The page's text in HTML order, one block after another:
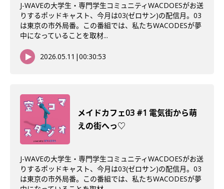
J-WAVEの大学生・専門学生コミュニティWACDOESがお送
りするポッドキャスト、今月は03(ゼロサン)の配信月。03
は東京の市外局番。この番組では、私たちWACODESが夢
中になっていることを取材...
2026.05.11 |00:30:53
メイドカフェ03 #1 電気街から萌
えの街へっ♡
J-WAVEの大学生・専門学生コミュニティWACDOESがお送
りするポッドキャスト、今月は03(ゼロサン)の配信月。03
は東京の市外局番。この番組では、私たちWACODESが夢